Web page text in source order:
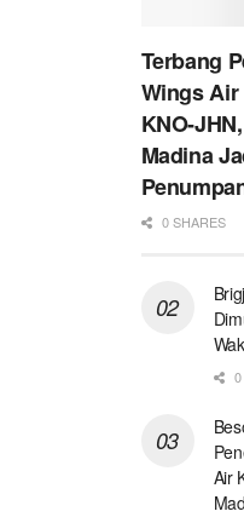
Terbang
Wings Air
KNO-
Madina
0 SHARES
Air